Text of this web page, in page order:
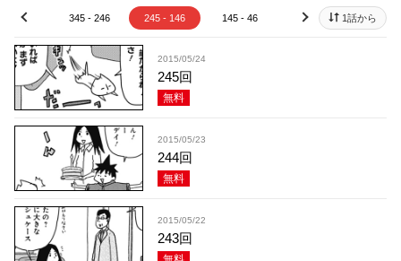
- 346 345 - 246 245 - 146 145 - 46 45 - 1
prev next 1話から
2015/05/24
245回
無料
2015/05/23
244回
無料
2015/05/22
243回